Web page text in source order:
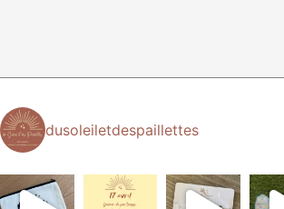
dusoleiletdespaillettes